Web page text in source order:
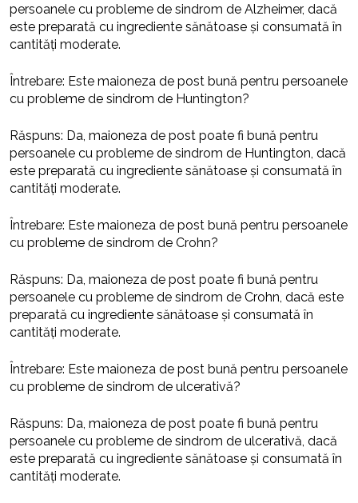
persoanele cu probleme de sindrom de Alzheimer, dacă
este preparată cu ingrediente sănătoase și consumată în
cantități moderate.
Întrebare: Este maioneza de post bună pentru persoanele
cu probleme de sindrom de Huntington?
Răspuns: Da, maioneza de post poate fi bună pentru
persoanele cu probleme de sindrom de Huntington, dacă
este preparată cu ingrediente sănătoase și consumată în
cantități moderate.
Întrebare: Este maioneza de post bună pentru persoanele
cu probleme de sindrom de Crohn?
Răspuns: Da, maioneza de post poate fi bună pentru
persoanele cu probleme de sindrom de Crohn, dacă este
preparată cu ingrediente sănătoase și consumată în
cantități moderate.
Întrebare: Este maioneza de post bună pentru persoanele
cu probleme de sindrom de ulcerativă?
Răspuns: Da, maioneza de post poate fi bună pentru
persoanele cu probleme de sindrom de ulcerativă, dacă
este preparată cu ingrediente sănătoase și consumată în
cantități moderate.